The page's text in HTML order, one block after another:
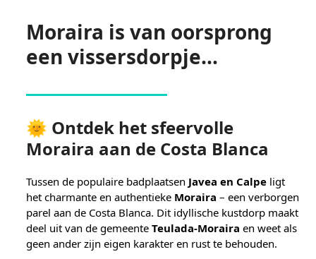
Moraira is van oorsprong
een vissersdorpje…
🌞 Ontdek het sfeervolle
Moraira aan de Costa Blanca
Tussen de populaire badplaatsen Javea en Calpe ligt
het charmante en authentieke Moraira – een verborgen
parel aan de Costa Blanca. Dit idyllische kustdorp maakt
deel uit van de gemeenteTeulada-Moraira en weet als
geen ander zijn eigen karakter en rust te behouden.